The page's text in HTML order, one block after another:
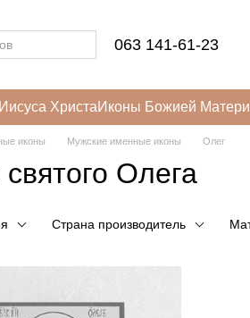
063 141-61-23
ХристаИконы Божией Матери
иконы Мужские именные иконы Олег
Олега
Страна производитель